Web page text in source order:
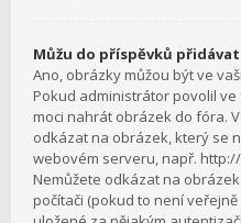
Můžu do příspěvků
Ano, obrázky můžou být ve
Pokud administrátor povolil
moci nahrát obrázek do fóra.
odkázat na obrázek, který se
webovém serveru, např.
Nemůžete odkázat na
počítači (pokud to není